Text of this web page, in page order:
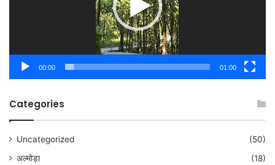
00:00 01:00
Categories
Uncategorized
(50)
अल्मोड़ा
(18)